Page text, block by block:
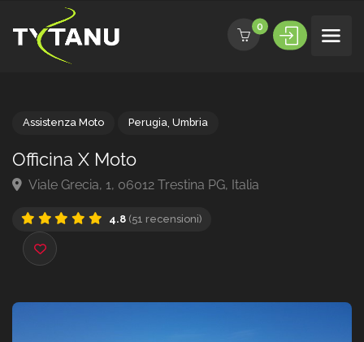
0
Officina X Moto